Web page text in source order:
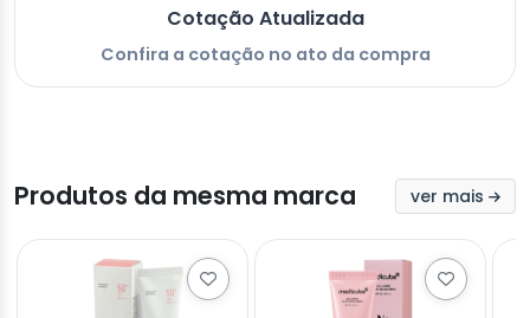
Cotação Atualizada
Confira a cotação no ato da compra
Produtos da mesma marca ver mais